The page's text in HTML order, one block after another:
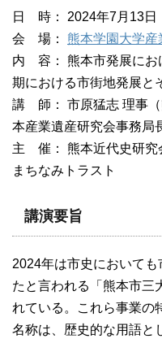
日 時： 2024年7月13
会 場： 熊本学園大学産
内 容： 熊本市発展にお
期における市街地発展と
講 師： 市原猛志 理事（
本産業遺産研究会事務局
主 催： 熊本近代史研究
まちなみトラスト
講演要旨
2024年は市史において
たと言われる「熊本市三
れている。これら事業の
名称は、歴史的な用語と